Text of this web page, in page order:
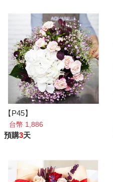
【P45】
台幣 1,886
預購3天